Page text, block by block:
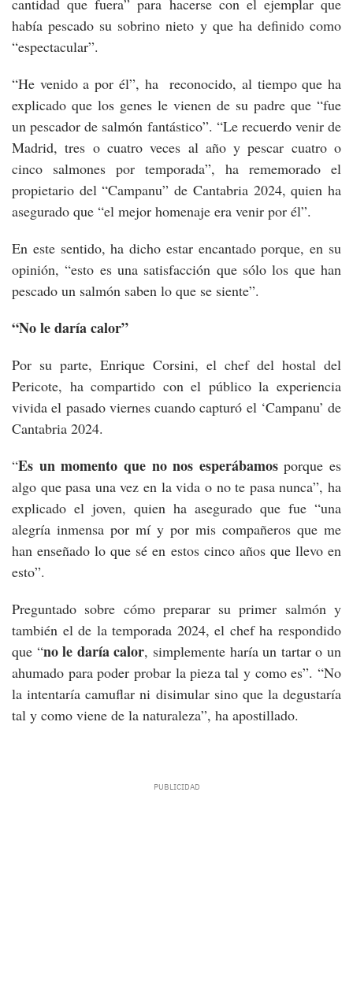
cantidad que fuera” para hacerse con el ejemplar que
había pescado su sobrino nieto y que ha definido como
“espectacular”.
“He venido a por él”, ha reconocido, al tiempo que ha
explicado que los genes le vienen de su padre que “fue
un pescador de salmón fantástico”. “Le recuerdo venir de
Madrid, tres o cuatro veces al año y pescar cuatro o
cinco salmones por temporada”, ha rememorado el
propietario del “Campanu” de Cantabria 2024, quien ha
asegurado que “el mejor homenaje era venir por él”.
En este sentido, ha dicho estar encantado porque, en su
opinión, “esto es una satisfacción que sólo los que han
pescado un salmón saben lo que se siente”.
“No le daría calor”
Por su parte, Enrique Corsini, el chef del hostal del
Pericote, ha compartido con el público la experiencia
vivida el pasado viernes cuando capturó el ‘Campanu’ de
Cantabria 2024.
“Es un momento que no nos esperábamosporque es
algo que pasa una vez en la vida o no te pasa nunca”, ha
explicado el joven, quien ha asegurado que fue “una
alegría inmensa por mí y por mis compañeros que me
han enseñado lo que sé en estos cinco años que llevo en
esto”.
Preguntado sobre cómo preparar su primer salmón y
también el de la temporada 2024, el chef ha respondido
que “no le daría calor, simplemente haría un tartar o un
ahumado para poder probar la pieza tal y como es”. “No
la intentaría camuflar ni disimular sino que la degustaría
tal y como viene de la naturaleza”, ha apostillado.